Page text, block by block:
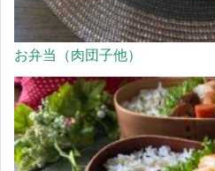
お弁当（肉団子他）